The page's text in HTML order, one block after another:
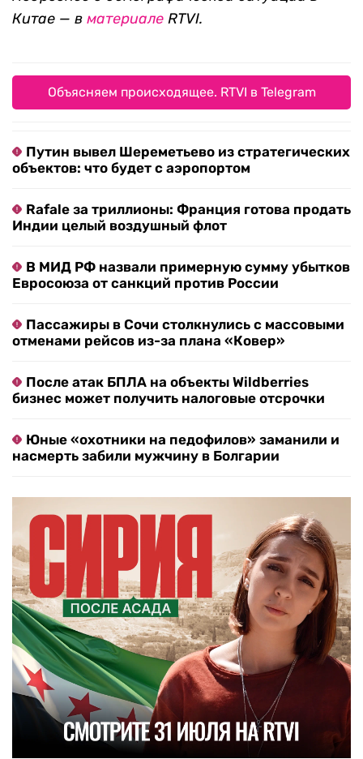
Китае — в материале RTVI.
Объясняем происходящее. RTVI в Telegram
Путин вывел Шереметьево из стратегических
объектов: что будет с аэропортом
Rafale за триллионы: Франция готова продать
Индии целый воздушный флот
В МИД РФ назвали примерную сумму убытков
Евросоюза от санкций против России
Пассажиры в Сочи столкнулись с массовыми
отменами рейсов из-за плана «Ковер»
После атак БПЛА на объекты Wildberries
бизнес может получить налоговые отсрочки
Юные «охотники на педофилов» заманили и
насмерть забили мужчину в Болгарии